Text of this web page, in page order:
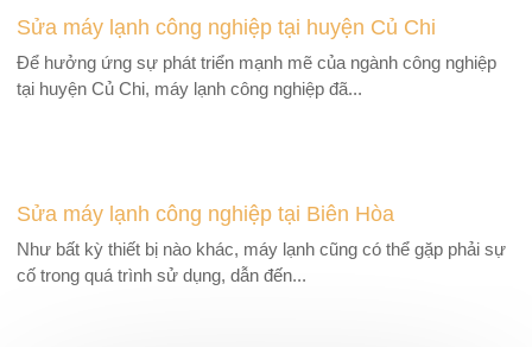
Sửa máy lạnh công nghiệp tại huyện Củ Chi
Để hưởng ứng sự phát triển mạnh mẽ của ngành công nghiệp
tại huyện Củ Chi, máy lạnh công nghiệp đã...
Sửa máy lạnh công nghiệp tại Biên Hòa
Như bất kỳ thiết bị nào khác, máy lạnh cũng có thể gặp phải sự
cố trong quá trình sử dụng, dẫn đến...